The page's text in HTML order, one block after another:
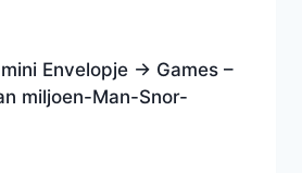
Envelopje -> Games –
miljoen-Man-Snor-